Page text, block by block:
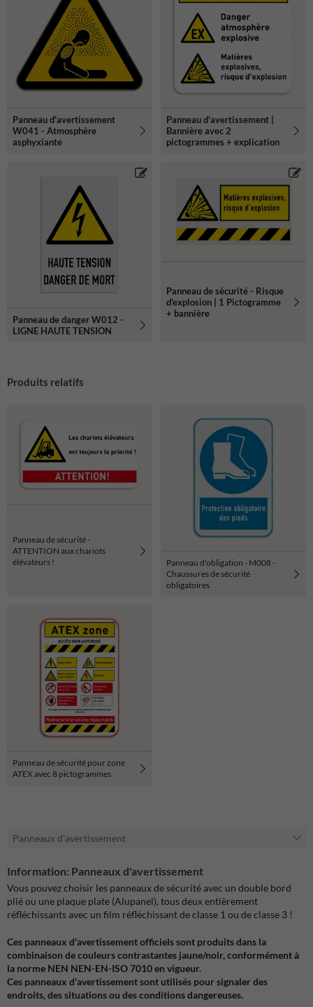
Panneau d'avertissement
W041 - Atmosphère
asphyxiante
Panneau d'avertissement |
Bannière avec 2
pictogrammes + explication
Panneau de danger W012 -
LIGNE HAUTE TENSION
Panneau de sécurité - Risque
d'explosion | 1 Pictogramme
+ bannière
Produits relatifs
Panneau de sécurité -
ATTENTION aux chariots
élévateurs !
Panneau d'obligation - M008 -
Chaussures de sécurité
obligatoires
Panneau de sécurité pour zone
ATEX avec 8 pictogrammes
Panneaux d'avertissement
Information: Panneaux d'avertissement
Vous pouvez choisir les panneaux de sécurité avec un double bord
plié ou une plaque plate (Alupanel), tous deux entièrement
réfléchissants avec un film réfléchissant de classe 1 ou de classe 3 !
Ces panneaux d'avertissement officiels sont produits dans la
combinaison de couleurs contrastantes jaune/noir, conformément à
la norme NEN NEN-EN-ISO 7010 en vigueur.
Ces panneaux d'avertissement sont utilisés pour signaler des
endroits, des situations ou des conditions dangereuses.